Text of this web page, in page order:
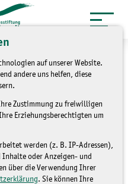
auf unserer Website.
andere uns helfen, diese
Zustimmung zu freiwilligen
Erziehungsberechtigten um
werden (z. B. IP-Adressen),
oder Anzeigen- und
über die Verwendung Ihrer
. Sie können Ihre